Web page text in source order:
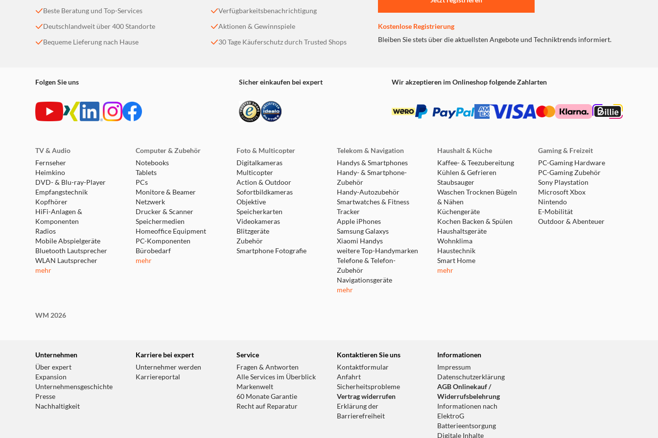
Geschwindigkeitsauswahltaste (800/1600 DPI) auswählen. Die Maus
hat eine beidhändige Form - das heißt, sie kann sowohl von
Rechtshändern als auch von Linkshändern verwendet werden. Yvi ist
Beste Beratung und Top-Services
Deutschlandweit über 400 Standorte
Bequeme Lieferung nach Hause
Verfügbarkeitsbenachrichtigung
Aktionen & Gewinnspiele
30 Tage Käuferschutz durch Trusted Shops
Kostenlose Registrierung
Bleiben Sie stets über die aktuellsten Angebote und Techniktrends informiert.
Folgen Sie uns Sicher einkaufen bei expert Wir akzeptieren im Onlineshop folgende Zahlarten
TV & Audio
Fernseher
Heimkino
DVD- & Blu-ray-Player
Empfangstechnik
Kopfhörer
HiFi-Anlagen &
Komponenten
Radios
Mobile Abspielgeräte
Bluetooth Lautsprecher
WLAN Lautsprecher
mehr
Computer & Zubehör
Notebooks
Tablets
PCs
Monitore & Beamer
Netzwerk
Drucker & Scanner
Speichermedien
Homeoffice Equipment
PC-Komponenten
Bürobedarf
mehr
Foto & Multicopter
Digitalkameras
Multicopter
Action & Outdoor
Sofortbildkameras
Objektive
Speicherkarten
Videokameras
Blitzgeräte
Zubehör
Smartphone Fotografie
Telekom & Navigation
Handys & Smartphones
Handy- & Smartphone-
Zubehör
Handy-Autozubehör
Smartwatches & Fitness
Tracker
Apple iPhones
Samsung Galaxys
Xiaomi Handys
weitere Top-Handymarken
Telefone & Telefon-
Zubehör
Navigationsgeräte
mehr
Haushalt & Küche
Kaffee- & Teezubereitung
Kühlen & Gefrieren
Staubsauger
Waschen Trocknen Bügeln
& Nähen
Küchengeräte
Kochen Backen & Spülen
Haushaltsgeräte
Wohnklima
Haustechnik
Smart Home
mehr
Gaming & Freizeit
PC-Gaming Hardware
PC-Gaming Zubehör
Sony Playstation
Microsoft Xbox
Nintendo
E-Mobilität
Outdoor & Abenteuer
WM 2026
Unternehmen
Über expert
Expansion
Unternehmensgeschichte
Presse
Nachhaltigkeit
Karriere bei expert
Unternehmer werden
Karriereportal
Service
Fragen & Antworten
Alle Services im Überblick
Markenwelt
60 Monate Garantie
Recht auf Reparatur
Kontaktieren Sie uns
Kontaktformular
Anfahrt
Sicherheitsprobleme
Vertrag widerrufen
Erklärung der
Barrierefreiheit
Informationen
Impressum
Datenschutzerklärung
AGB Onlinekauf /
Widerrufsbelehrung
Informationen nach
ElektroG
Batterieentsorgung
Digitale Inhalte